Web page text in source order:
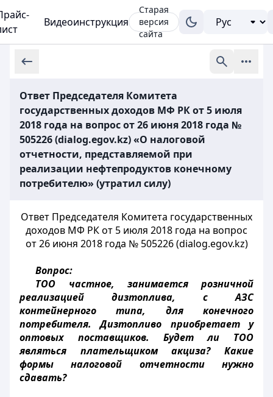
Видеоинструкция
Старая
версия
сайта
Ответ Председателя Комитета
государственных доходов МФ РК от 5 июля
2018 года на вопрос от 26 июня 2018 года №
505226 (dialog.egov.kz) «О налоговой
отчетности, представляемой при
реализации нефтепродуктов конечному
потребителю» (утратил силу)
Ответ Председателя Комитета государственных
доходов МФ РК от 5 июля 2018 года на вопрос
от 26 июня 2018 года № 505226 (dialog.egov.kz)
Вопрос:
ТОО частное, занимается розничной
реализацией дизтоплива, с АЗС
контейнерного типа, для конечного
потребителя. Дизтопливо приобретает у
оптовых поставщиков. Будет ли ТОО
являться плательщиком акциза? Какие
формы налоговой отчетности нужно
сдавать?